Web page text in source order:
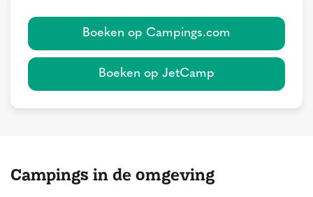
Boeken op Campings.com
Boeken op JetCamp
Campings in de omgeving